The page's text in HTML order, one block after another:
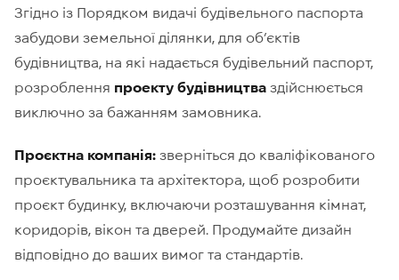
Згідно із Порядком видачі будівельного паспорта
забудови земельної ділянки, для об’єктів
будівництва, на які надається будівельний паспорт,
розроблення проекту будівництва здійснюється
виключно за бажанням замовника.
Проєктна компанія: зверніться до кваліфікованого
проєктувальника та архітектора, щоб розробити
проєкт будинку, включаючи розташування кімнат,
коридорів, вікон та дверей. Продумайте дизайн
відповідно до ваших вимог та стандартів.